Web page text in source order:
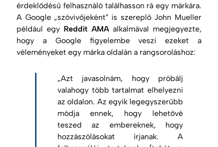
érdeklődésű felhasználó találhasson rá egy márkára.
A Google „szóvivőjeként” is szereplő John Mueller
például egy Reddit AMAalkalmával megjegyezte,
hogy a Google figyelembe veszi ezeket a
véleményeket egy márka oldalán a rangsoroláshoz:
„Azt javasolnám, hogy próbálj
valahogy több tartalmat elhelyezni
az oldalon. Az egyik legegyszerűbb
módja ennek, hogy lehetővé
teszed az embereknek, hogy
hozzászólásokat írjanak. A